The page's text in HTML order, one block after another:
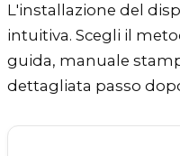
L'installazione del
intuitiva. Scegli il
guida, manuale
dettagliata passo